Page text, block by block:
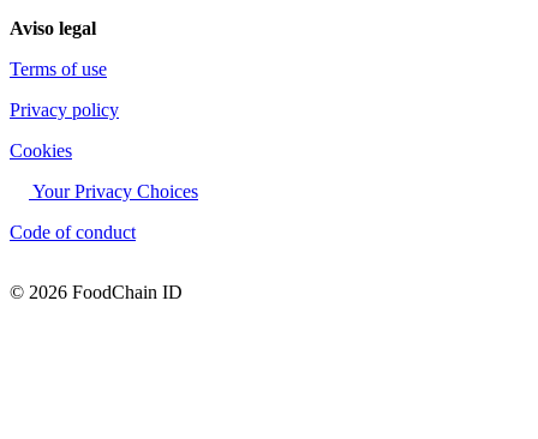
Aviso legal
Terms of use
Privacy policy
Cookies
Your Privacy Choices
Code of conduct
© 2026 FoodChain ID